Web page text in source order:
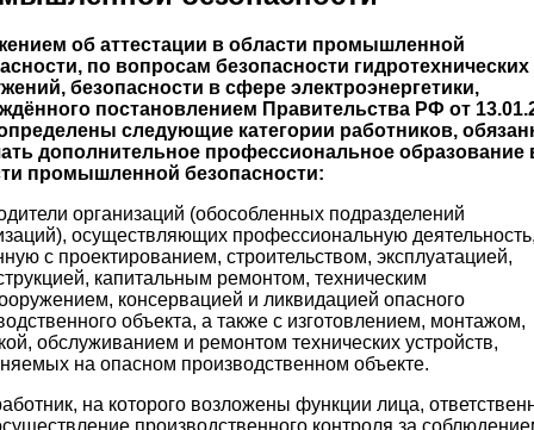
об аттестации в области промышленной
по вопросам безопасности гидротехнических
безопасности в сфере электроэнергетики,
постановлением Правительства РФ от
следующие категории работников,
дополнительное профессиональное образование
промышленной безопасности:
организаций (обособленных подразделений
осуществляющих профессиональную
с проектированием, строительством, эксплуатацией,
капитальным ремонтом, техническим
консервацией и ликвидацией опасного
объекта, а также с изготовлением, монтажом,
обслуживанием и ремонтом технических устройств,
на опасном производственном объекте.
на которого возложены функции лица,